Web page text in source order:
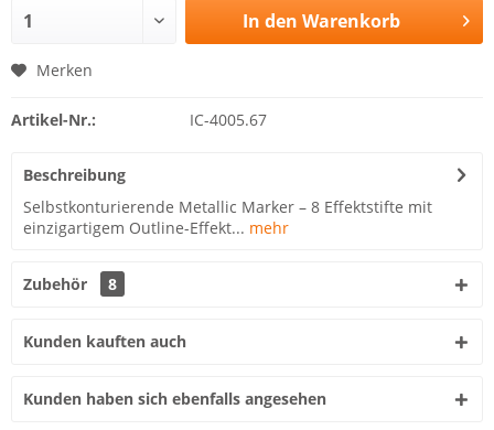
In den Warenkorb
Merken
Artikel-Nr.: IC-4005.67
Beschreibung
Selbstkonturierende Metallic Marker – 8 Effektstifte mit
einzigartigem Outline-Effekt... mehr
Zubehör 8
Kunden kauften auch
Kunden haben sich ebenfalls angesehen